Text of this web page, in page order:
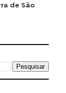
de São